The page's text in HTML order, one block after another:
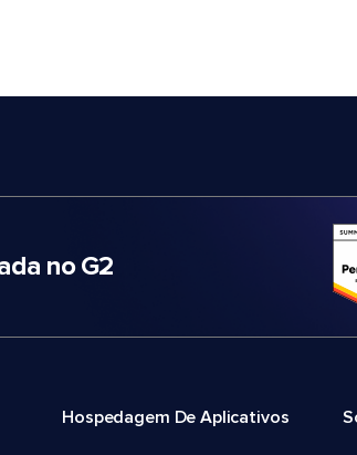
no G2
Hospedagem De Aplicativos